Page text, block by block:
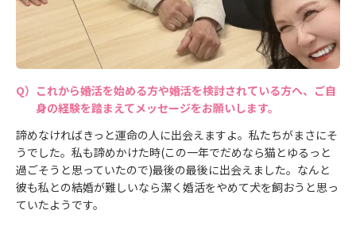
これから婚活を始める方や婚活を検討されている方へ、ご自
身の経験を踏まえてメッセージをお願いします。
諦めなければきっと運命の人に出会えますよ。私たちがまさにそ
うでした。私も諦めかけた時(この一年でだめなら猫とゆるっと
過ごそうと思っていたので)最後の最後に出会えました。なんと
彼も私との結婚が難しいなら潔く婚活をやめて犬を飼おうと思っ
ていたようです。